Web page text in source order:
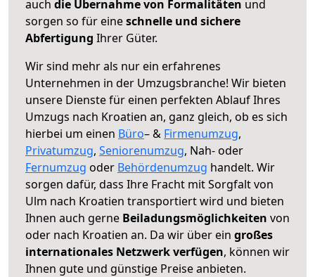
auch die Übernahme von Formalitäten und
sorgen so für eineschnelle und sichere
Abfertigung Ihrer Güter.
Wir sind mehr als nur ein erfahrenes
Unternehmen in der Umzugsbranche! Wir bieten
unsere Dienste für einen perfekten Ablauf Ihres
Umzugs nach Kroatien an, ganz gleich, ob es sich
hierbei um einen Büro– & Firmenumzug,
Privatumzug, Seniorenumzug, Nah- oder
Fernumzug oder Behördenumzug handelt. Wir
sorgen dafür, dass Ihre Fracht mit Sorgfalt von
Ulm nach Kroatien transportiert wird und bieten
Ihnen auch gerne Beiladungsmöglichkeiten von
oder nach Kroatien an. Da wir über ein großes
internationales Netzwerk verfügen, können wir
Ihnen gute und günstige Preise anbieten.